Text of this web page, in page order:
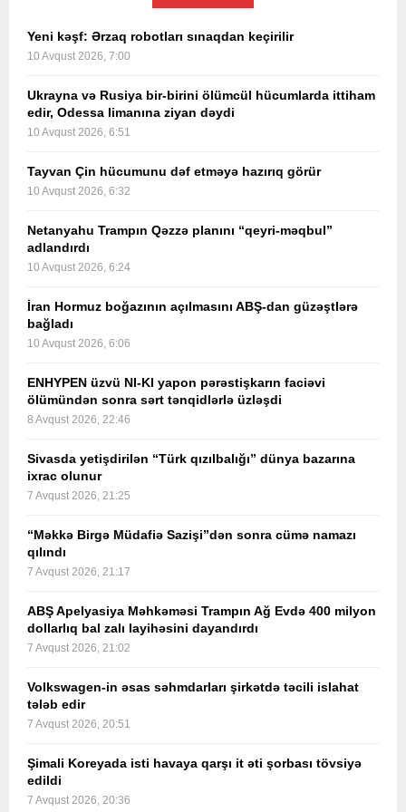
Yeni kəşf: Ərzaq robotları sınaqdan keçirilir
10 Avqust 2026, 7:00
Ukrayna və Rusiya bir-birini ölümcül hücumlarda ittiham
edir, Odessa limanına ziyan dəydi
10 Avqust 2026, 6:51
Tayvan Çin hücumunu dəf etməyə hazırıq görür
10 Avqust 2026, 6:32
Netanyahu Trampın Qəzzə planını “qeyri-məqbul”
adlandırdı
10 Avqust 2026, 6:24
İran Hormuz boğazının açılmasını ABŞ-dan güzəştlərə
bağladı
10 Avqust 2026, 6:06
ENHYPEN üzvü NI-KI yapon pərəstişkarın faciəvi
ölümündən sonra sərt tənqidlərlə üzləşdi
8 Avqust 2026, 22:46
Sivasda yetişdirilən “Türk qızılbalığı” dünya bazarına
ixrac olunur
7 Avqust 2026, 21:25
“Məkkə Birgə Müdafiə Sazişi”dən sonra cümə namazı
qılındı
7 Avqust 2026, 21:17
ABŞ Apelyasiya Məhkəməsi Trampın Ağ Evdə 400 milyon
dollarlıq bal zalı layihəsini dayandırdı
7 Avqust 2026, 21:02
Volkswagen-in əsas səhmdarları şirkətdə təcili islahat
tələb edir
7 Avqust 2026, 20:51
Şimali Koreyada isti havaya qarşı it əti şorbası tövsiyə
edildi
7 Avqust 2026, 20:36